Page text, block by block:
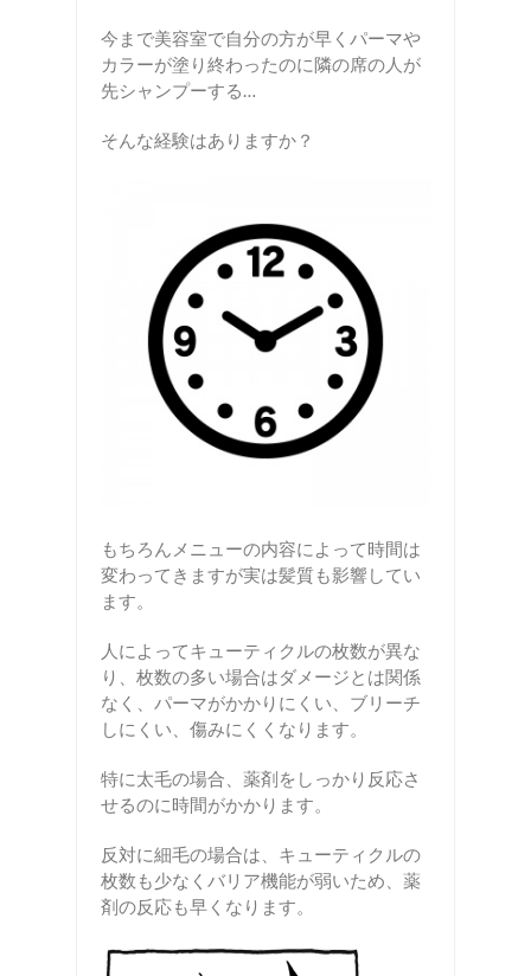
今まで美容室で自分の方が早くパーマや
カラーが塗り終わったのに隣の席の人が
先シャンプーする…
そんな経験はありますか？
もちろんメニューの内容によって時間は
変わってきますが実は髪質も影響してい
ます。
人によってキューティクルの枚数が異な
り、枚数の多い場合はダメージとは関係
なく、パーマがかかりにくい、ブリーチ
しにくい、傷みにくくなります。
特に太毛の場合、薬剤をしっかり反応さ
せるのに時間がかかります。
反対に細毛の場合は、キューティクルの
枚数も少なくバリア機能が弱いため、薬
剤の反応も早くなります。